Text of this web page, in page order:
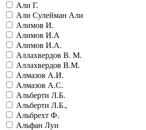
Али Г.
Али Сулейман Али
Алимов И.
Алимов И.А
Алимов И.А.
Аллахвердов В. М.
Аллахвердов В.М.
Алмазов А.И.
Алмазов А.С.
Альберти Л.Б.
Альберти Л.Б.,
Альбрехт Ф.
Альфан Луи